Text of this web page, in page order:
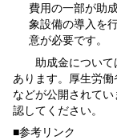
費用の一部が助
象設備の導入を
意が必要です。
助成金について
あります。厚生労
などが公開されて
認してください。
■参考リンク